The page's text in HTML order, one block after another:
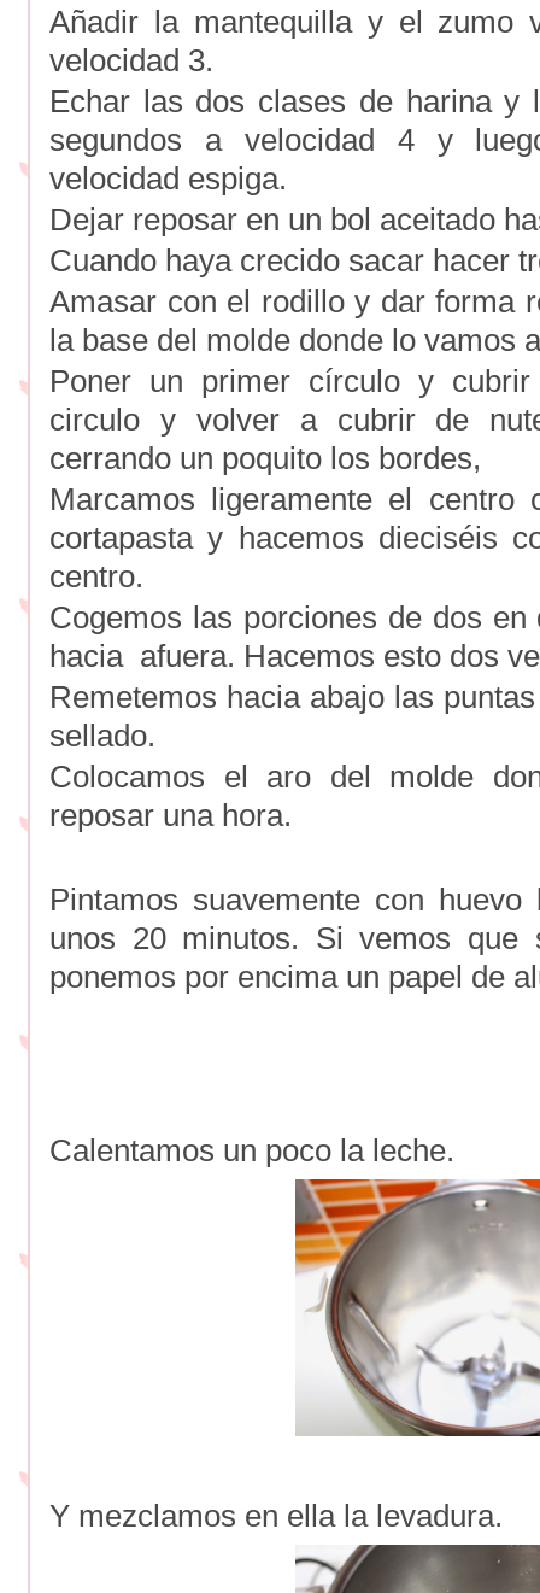
Añadir la mantequilla y el zumo
velocidad 3.
Echar las dos clases de harina
segundos a velocidad 4 y
velocidad espiga.
Dejar reposar en un bol aceitado
Cuando haya crecido sacar hacer
Amasar con el rodillo y dar forma
la base del molde donde lo vamos
Poner un primer círculo y
circulo y volver a cubrir de
cerrando un poquito los bordes,
Marcamos ligeramente el
cortapasta y hacemos dieciséis
centro.
Cogemos las porciones de dos
hacia afuera. Hacemos esto dos
Remetemos hacia abajo las
sellado.
Colocamos el aro del molde
reposar una hora.
Pintamos suavemente con
unos 20 minutos. Si vemos que
ponemos por encima un papel de
Calentamos un poco la leche.
Y mezclamos en ella la levadura.